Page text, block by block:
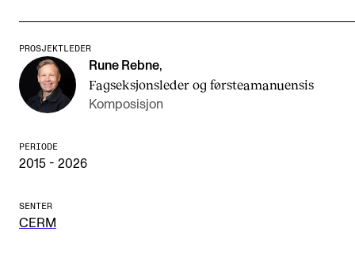
Nettverk
IN.TUNE
AKTUELT
Nyheter og historier
Ledige stillinger
PROSJEKTLEDER
Rune Rebne,
Fagseksjonsleder og førsteamanuensis
Komposisjon
PERIODE
2015 - 2026
SENTER
CERM